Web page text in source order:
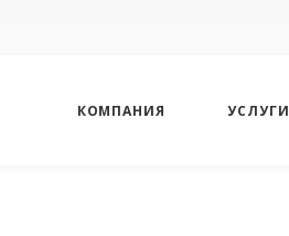
КОМПАНИЯ УСЛУГИ